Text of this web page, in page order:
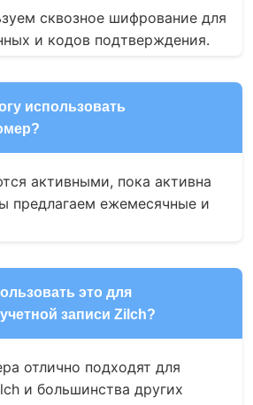
сквозное шифрование для
и кодов подтверждения.
использовать
активными, пока активна
предлагаем ежемесячные и
это для
записи Zilch?
отлично подходят для
и большинства других